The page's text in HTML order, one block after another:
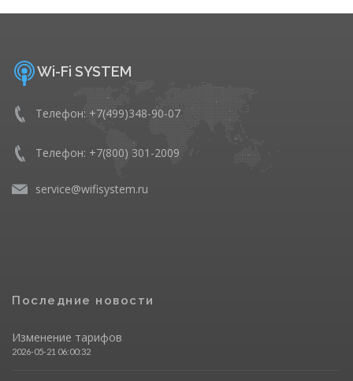
Wi-Fi SYSTEM
Телефон: +7(499)348-90-07
Телефон: +7(800) 301-2009
service@wifisystem.ru
Последние новости
Изменение тарифов
2026-05-21 06:00:32